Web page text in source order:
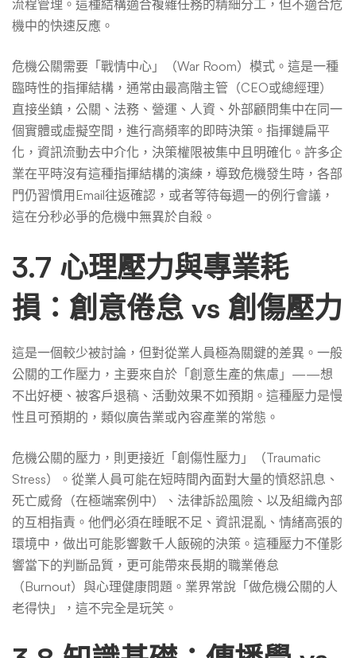
流程管理。這種結構適合複雜任務的精細分工，但不適合危
機中的快速反應。
危機公關需要「戰情中心」（War Room）模式。這是一種
臨時性的指揮結構，通常由最高階主管（CEO或總經理）
直接坐鎮，公關、法務、營運、人資、外部顧問集中在同一
個實體或虛擬空間，進行高頻率的即時決策。指揮鏈扁平
化，資訊流動去中介化，決策權限被集中且明確化。許多企
業在平時沒有這種指揮結構的演練，導致危機發生時，各部
門仍習慣用Email往返確認，或者等待每週一的例行會議，
這在分秒必爭的危機中無異於自殺。
3.7 心理壓力與專業耗
損：創意倦怠 vs 創傷壓力
這是一個較少被討論，但對從業人員極為關鍵的差異。一般
公關的工作壓力，主要來自於「創意生產的焦慮」——想
不出好梗、被客戶退稿、活動效果不如預期。這種壓力是慢
性且可預期的，類似廣告業或內容產業的常態。
危機公關的壓力，則更接近「創傷性壓力」（Traumatic
Stress）。從業人員可能在短時間內面對大量的憤怒訊息、
死亡威脅（在極端案例中）、法律訴訟風險、以及組織內部
的互相指責。他們必須在睡眠不足、資訊混亂、情緒高張的
環境中，做出可能影響數千人飯碗的決策。這種壓力不僅影
響當下的判斷品質，更可能帶來長期的職業倦怠
（Burnout）與心理健康問題。業界常說「做危機公關的人
老得快」，這不完全是玩笑。